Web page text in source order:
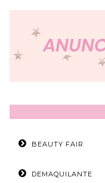
BEAUTY FAIR
DEMAQUILANTE